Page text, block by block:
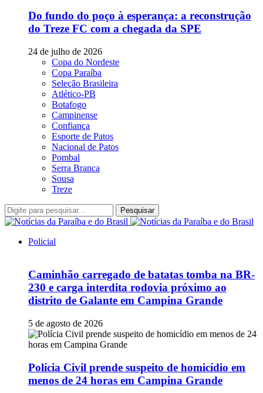
Do fundo do poço à esperança: a reconstrução
do Treze FC com a chegada da SPE
24 de julho de 2026
Copa do Nordeste
Copa Paraíba
Seleção Brasileira
Atlético-PB
Botafogo
Campinense
Confiança
Esporte de Patos
Nacional de Patos
Pombal
Serra Branca
Sousa
Treze
Pesquisar
Policial
Caminhão carregado de batatas tomba na BR-
230 e carga interdita rodovia próximo ao
distrito de Galante em Campina Grande
5 de agosto de 2026
Polícia Civil prende suspeito de homicídio em
menos de 24 horas em Campina Grande